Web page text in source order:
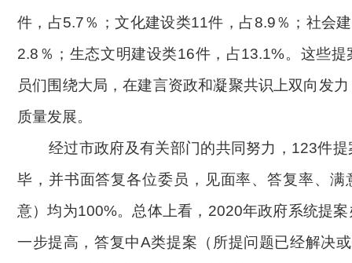
件，占5.7％；文化建设类11件，占8.9％；社会
2.8％；生态文明建设类16件，占13.1%。 这些提
员们围绕大局，在建言资政和凝聚共识 上双向发力
质量发展。
经过市政府及有关部门的共同努力， 123件提
毕，并书面答复各位委员 ，见面率、答复率、
意）均为100%。 总体上看， 2020年政府系统提案
一步提高 ，答复中A类提案 （所提问题已经解决